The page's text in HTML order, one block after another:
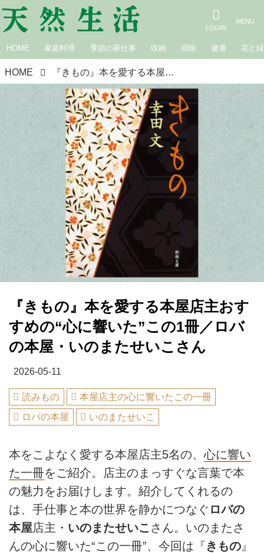
HOME 家庭料理 季節の家仕事 収納 掃除 健康 花と緑
HOME 『きもの』本を愛する本屋店主おすすめの“心に響いた”この1冊／ロバの本屋・いのまたせいこさん
『きもの』本を愛する本屋店主おす
すめの“心に響いた”この1冊／ロバ
の本屋・いのまたせいこさん
2026-05-11
読みもの
本屋店主の心に響いたこの一冊
ロバの本屋
いのまたせいこ
本をこよなく愛する本屋店主5名の、心に響い
た一冊をご紹介。店主のまっすぐな言葉で本
の魅力をお届けします。紹介してくれるの
は、手仕事と本の世界を静かにつなぐ ロバの
本屋店主・ いのまたせいこ さん。いのまたさ
んの心に響いた“この一冊”、今回は『 きもの 』